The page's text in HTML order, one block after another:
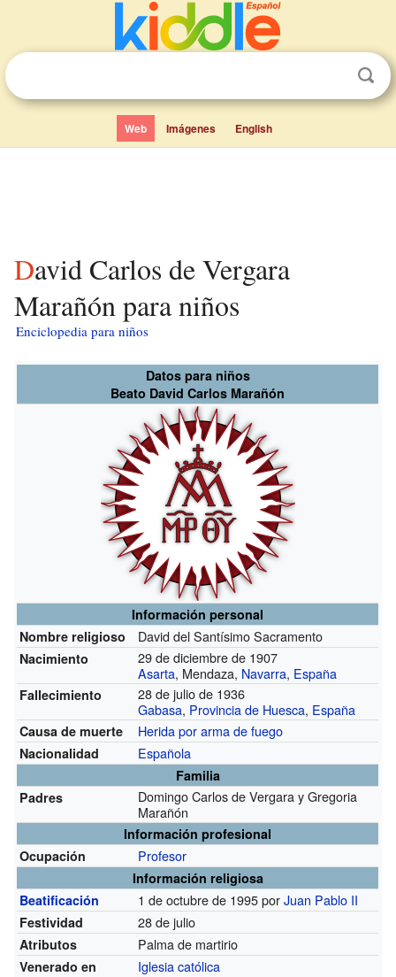
Web Imágenes English
David Carlos de Vergara
Marañón para niños
Enciclopedia para niños
Datos para niños
Beato David Carlos Marañón
Información personal
Nombre religioso
David del Santísimo Sacramento
Nacimiento
29 de diciembre de 1907
Asarta, Mendaza, Navarra, España
Fallecimiento
28 de julio de 1936
Gabasa, Provincia de Huesca, España
Causa de muerte Herida por arma de fuego
Nacionalidad Española
Familia
Padres
Domingo Carlos de Vergara y Gregoria
Marañón
Información profesional
Ocupación
Profesor
Información religiosa
Beatificación
1 de octubre de 1995 porJuan Pablo II
Festividad 28 de julio
Atributos Palma de martirio
Venerado en Iglesia católica